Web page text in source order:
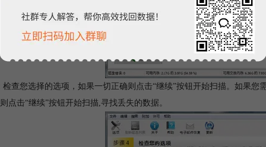
检查您选择的选项，如果一切正确则点击“继续”按钮开始扫描。如果
点击“继续”按钮开始扫描,寻找丢失的数据。